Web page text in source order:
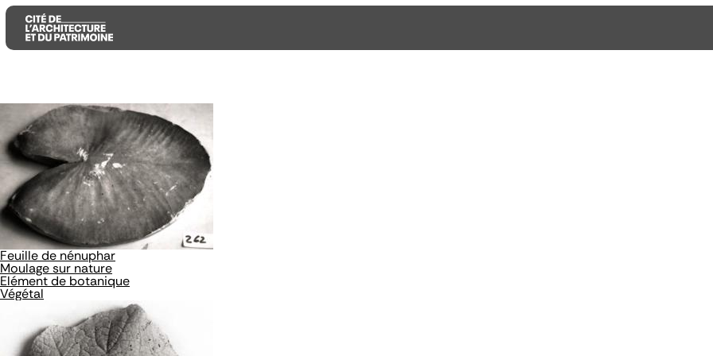
Aller
au
contenu
principal
Aller
au
menu
principal
Aller
la
recherche
Feuille de nénuphar
Moulage sur nature
Elément de botanique
Végétal